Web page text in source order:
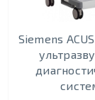
Siemens